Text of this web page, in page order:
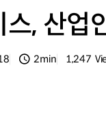
스, 산업
2min 1,247